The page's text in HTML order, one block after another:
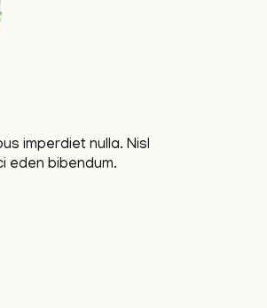
imperdiet nulla. Nisl
eden bibendum.